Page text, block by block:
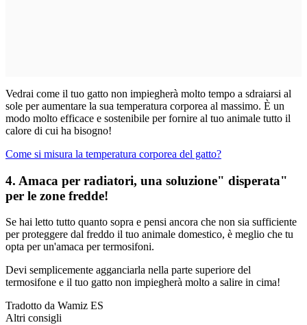
Vedrai come il tuo gatto non impiegherà molto tempo a sdraiarsi al
sole per aumentare la sua temperatura corporea al massimo. È un
modo molto efficace e sostenibile per fornire al tuo animale tutto il
calore di cui ha bisogno!
Come si misura la temperatura corporea del gatto?
4. Amaca per radiatori, una soluzione" disperata"
per le zone fredde!
Se hai letto tutto quanto sopra e pensi ancora che non sia sufficiente
per proteggere dal freddo il tuo animale domestico, è meglio che tu
opta per un'amaca per termosifoni.
Devi semplicemente agganciarla nella parte superiore del
termosifone e il tuo gatto non impiegherà molto a salire in cima!
Tradotto da Wamiz ES
Altri consigli